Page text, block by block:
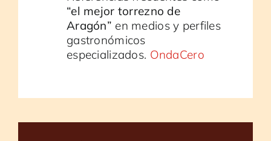
“el mejor torrezno de
Aragón” en medios y perfiles
gastronómicos
especializados. OndaCero